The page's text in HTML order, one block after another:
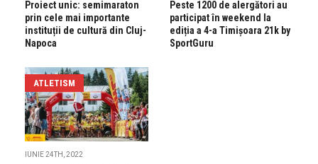
Proiect unic: semimaraton
prin cele mai importante
instituții de cultură din Cluj-
Napoca
Peste 1200 de alergători au
participat în weekend la
ediția a 4-a Timișoara 21k by
SportGuru
ATLETISM
IUNIE 24TH, 2022